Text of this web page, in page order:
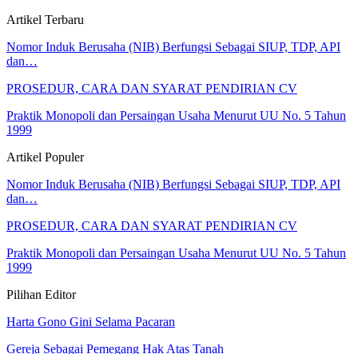
Artikel Terbaru
Nomor Induk Berusaha (NIB) Berfungsi Sebagai SIUP, TDP, API
dan…
PROSEDUR, CARA DAN SYARAT PENDIRIAN CV
Praktik Monopoli dan Persaingan Usaha Menurut UU No. 5 Tahun
1999
Artikel Populer
Nomor Induk Berusaha (NIB) Berfungsi Sebagai SIUP, TDP, API
dan…
PROSEDUR, CARA DAN SYARAT PENDIRIAN CV
Praktik Monopoli dan Persaingan Usaha Menurut UU No. 5 Tahun
1999
Pilihan Editor
Harta Gono Gini Selama Pacaran
Gereja Sebagai Pemegang Hak Atas Tanah